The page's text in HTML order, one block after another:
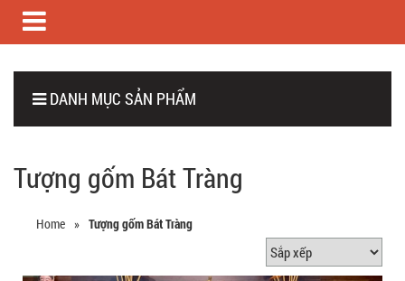
DANH MỤC SẢN PHẨM
Tượng gốm Bát Tràng
Home » Tượng gốm Bát Tràng